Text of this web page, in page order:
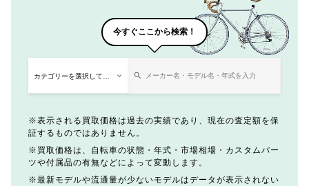
今すぐここから検索！
表示される買取価格は過去の実績であり、現在の査定額を保
証するものではありません。
買取価格は、自転車の状態・年式・市場相場・カスタムパー
ツや付属品の有無などによって変動します。
最新モデルや流通量が少ないモデルはデータが表示されない